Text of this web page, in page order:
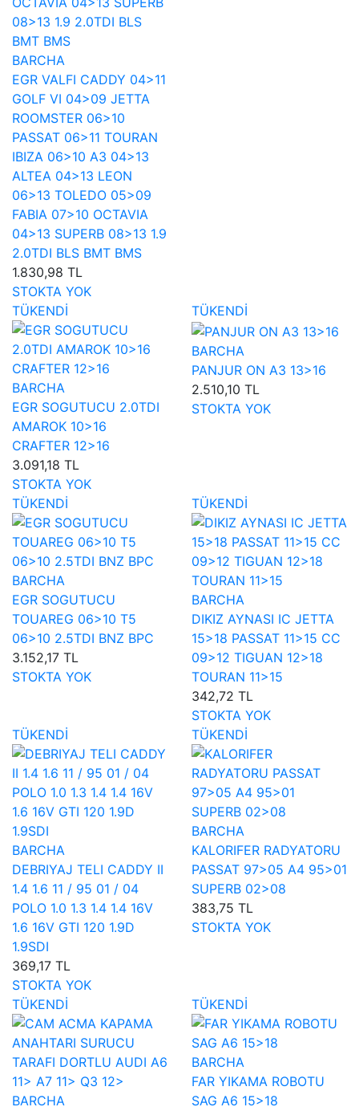
BARCHA
EGR VALFI CADDY 04>11
GOLF VI 04>09 JETTA
ROOMSTER 06>10
PASSAT 06>11 TOURAN
IBIZA 06>10 A3 04>13
ALTEA 04>13 LEON
06>13 TOLEDO 05>09
FABIA 07>10 OCTAVIA
04>13 SUPERB 08>13 1.9
2.0TDI BLS BMT BMS
1.830,98 TL
STOKTA YOK
TÜKENDİ
BARCHA
EGR SOGUTUCU 2.0TDI
AMAROK 10>16
CRAFTER 12>16
3.091,18 TL
STOKTA YOK
TÜKENDİ
BARCHA
PANJUR ON A3 13>16
2.510,10 TL
STOKTA YOK
TÜKENDİ
BARCHA
EGR SOGUTUCU
TOUAREG 06>10 T5
06>10 2.5TDI BNZ BPC
3.152,17 TL
STOKTA YOK
TÜKENDİ
BARCHA
DIKIZ AYNASI IC JETTA
15>18 PASSAT 11>15 CC
09>12 TIGUAN 12>18
TOURAN 11>15
342,72 TL
STOKTA YOK
TÜKENDİ
BARCHA
DEBRIYAJ TELI CADDY II
1.4 1.6 11 / 95 01 / 04
POLO 1.0 1.3 1.4 1.4 16V
1.6 16V GTI 120 1.9D
1.9SDI
369,17 TL
STOKTA YOK
TÜKENDİ
BARCHA
KALORIFER RADYATORU
PASSAT 97>05 A4 95>01
SUPERB 02>08
383,75 TL
STOKTA YOK
TÜKENDİ
BARCHA
TÜKENDİ
BARCHA
FAR YIKAMA ROBOTU
SAG A6 15>18